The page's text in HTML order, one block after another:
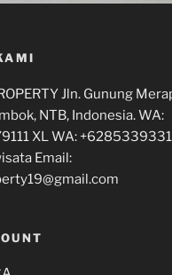
Jln. Gunung
NTB, Indonesia. WA:
XL WA:
Email: